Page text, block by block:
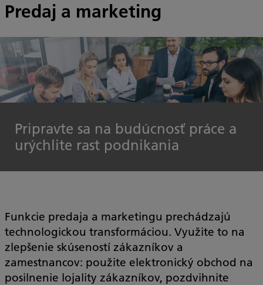
Predaj a marketing
Pripravte sa na budúcnosť práce a
urýchlite rast podnikania
Funkcie predaja a marketingu prechádzajú
technologickou transformáciou. Využite to na
zlepšenie skúseností zákazníkov a
zamestnancov: použite elektronický obchod na
posilnenie lojality zákazníkov, pozdvihnite